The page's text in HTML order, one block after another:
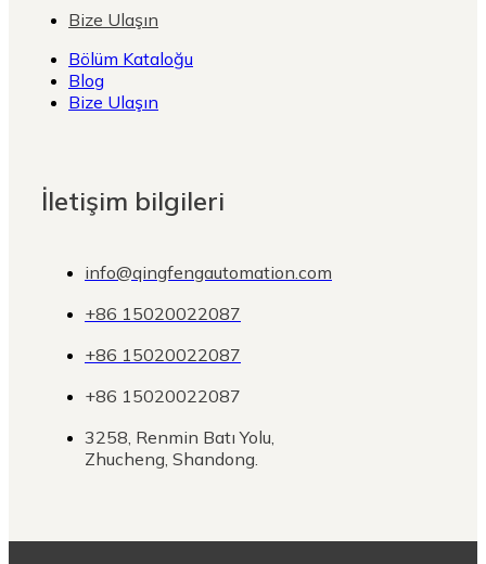
Bize Ulaşın
Bölüm Kataloğu
Blog
Bize Ulaşın
İletişim bilgileri
info@qingfengautomation.com
+86 15020022087
+86 15020022087
+86 15020022087
3258, Renmin Batı Yolu,
Zhucheng, Shandong.